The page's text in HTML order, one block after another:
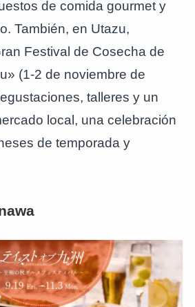
de comida gourmet y
También, en Utazu,
Festival de Cosecha de
(1-2 de noviembre de
talleres y un
local, una celebración
de temporada y